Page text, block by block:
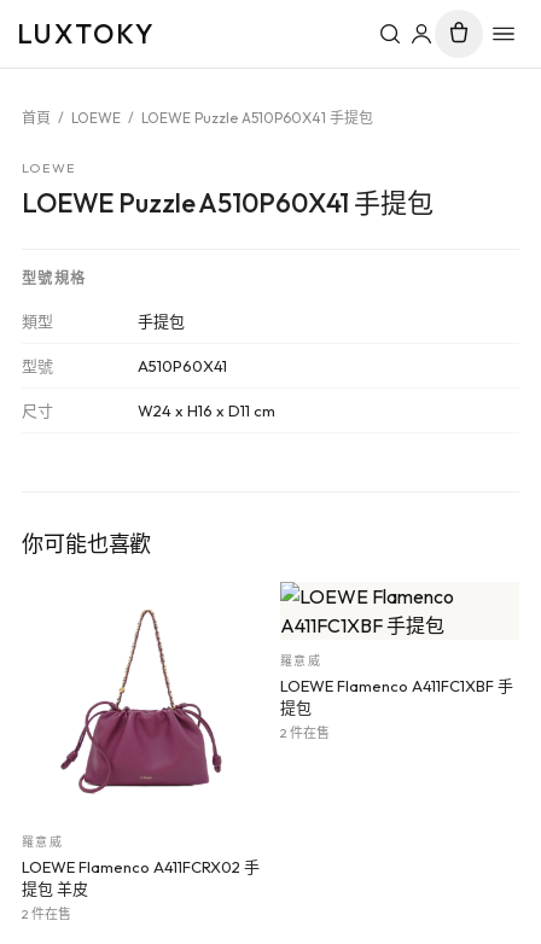
LUXTOKY
首頁 / LOEWE / LOEWE Puzzle A510P60X41 手提包
LOEWE
LOEWE Puzzle A510P60X41 手提包
型號規格
類型 手提包
型號 A510P60X41
尺寸 W24 x H16 x D11 cm
你可能也喜歡
羅意威
LOEWE Flamenco A411FCRX02 手
提包 羊皮
2 件在售
羅意威
LOEWE Flamenco A411FC1XBF 手
提包
2 件在售